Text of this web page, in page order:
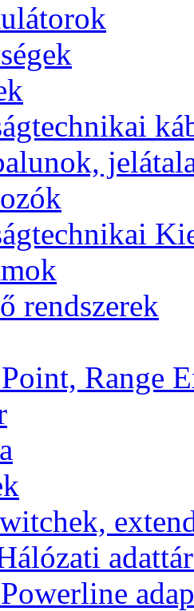
rendszerek
Range